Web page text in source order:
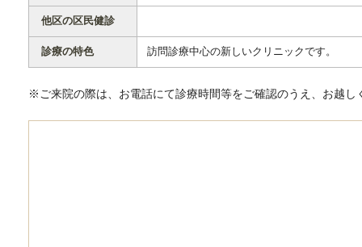
他区の区民健診
診療の特色 訪問診療中心の新しいクリニックです。
※ご来院の際は、お電話にて診療時間等をご確認のうえ、お越し